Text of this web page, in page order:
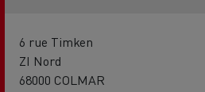
6 rue Timken
ZI Nord
68000 COLMAR